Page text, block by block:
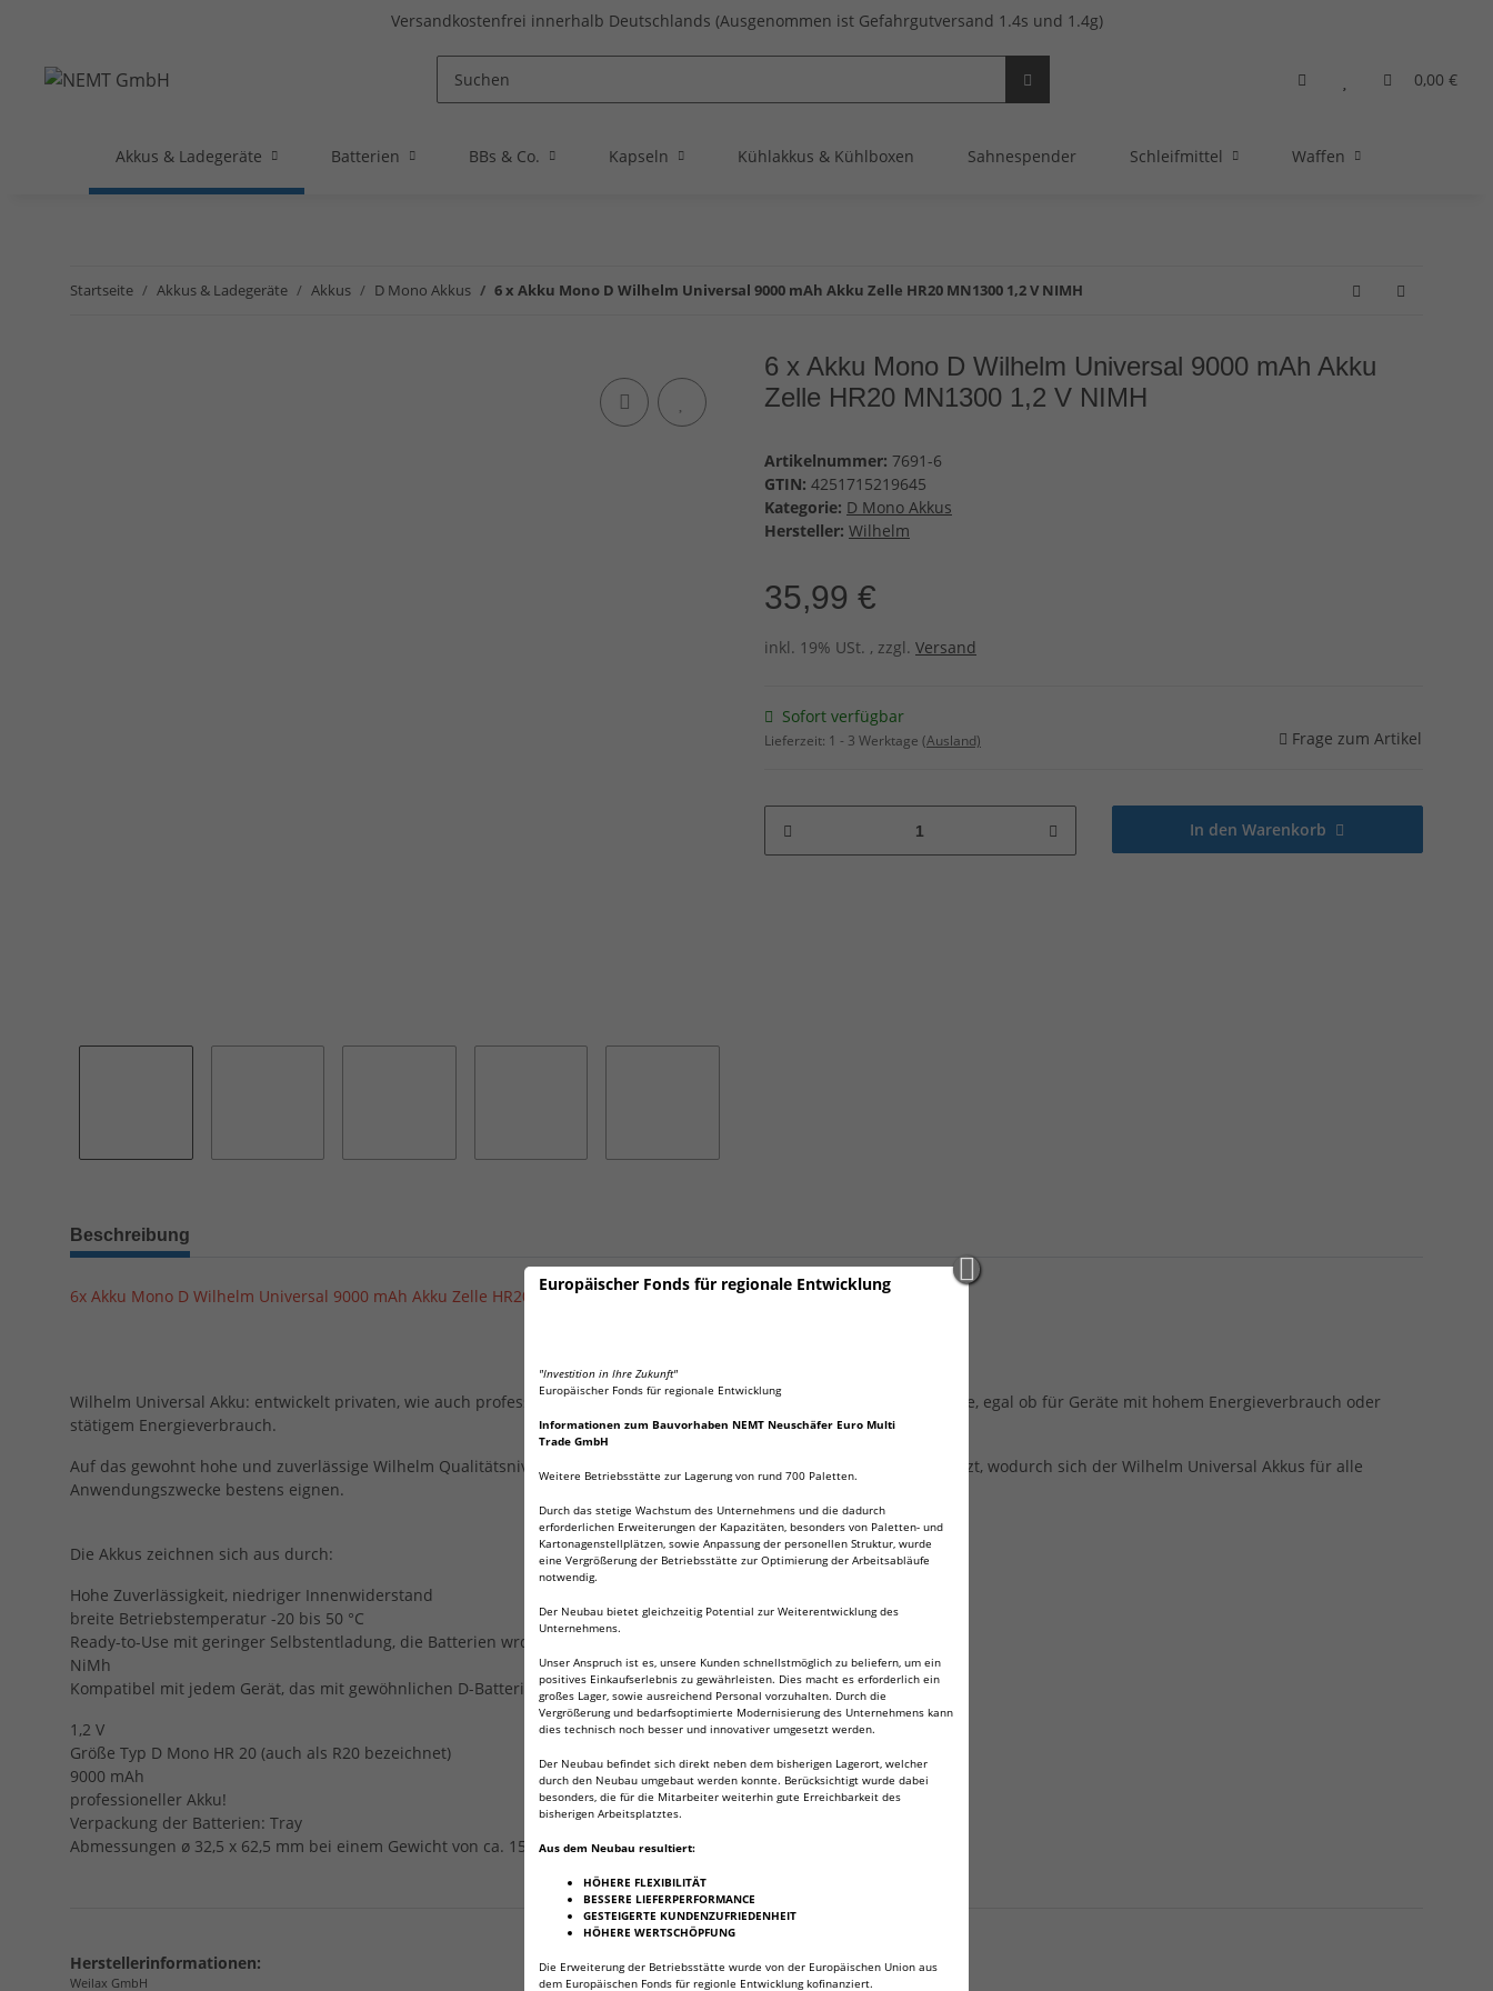
Europäischer Fonds für regionale Entwicklung
"Investition in Ihre Zukunft"
Europäischer Fonds für regionale Entwicklung
Informationen zum Bauvorhaben NEMT Neuschäfer Euro Multi
Trade GmbH
Weitere Betriebsstätte zur Lagerung von rund 700 Paletten.
Durch das stetige Wachstum des Unternehmens und die dadurch
erforderlichen Erweiterungen der Kapazitäten, besonders von Paletten- und
Kartonagenstellplätzen, sowie Anpassung der personellen Struktur, wurde
eine Vergrößerung der Betriebsstätte zur Optimierung der Arbeitsabläufe
notwendig.
Der Neubau bietet gleichzeitig Potential zur Weiterentwicklung des
Unternehmens.
Unser Anspruch ist es, unsere Kunden schnellstmöglich zu beliefern, um ein
positives Einkaufserlebnis zu gewährleisten. Dies macht es erforderlich ein
großes Lager, sowie ausreichend Personal vorzuhalten. Durch die
Vergrößerung und bedarfsoptimierte Modernisierung des Unternehmens kann
dies technisch noch besser und innovativer umgesetzt werden.
Der Neubau befindet sich direkt neben dem bisherigen Lagerort, welcher
durch den Neubau umgebaut werden konnte. Berücksichtigt wurde dabei
besonders, die für die Mitarbeiter weiterhin gute Erreichbarkeit des
bisherigen Arbeitsplatztes.
Aus dem Neubau resultiert:
HÖHERE FLEXIBILITÄT
BESSERE LIEFERPERFORMANCE
GESTEIGERTE KUNDENZUFRIEDENHEIT
HÖHERE WERTSCHÖPFUNG
Die Erweiterung der Betriebsstätte wurde von der Europäischen Union aus
dem Europäischen Fonds für regionle Entwicklung kofinanziert.
Versandkostenfrei innerhalb Deutschlands (Ausgenommen ist Gefahrgutversand 1.4s und 1.4g)
0,00 €
Akkus & Ladegeräte Batterien BBs & Co. Kapseln Kühlakkus & Kühlboxen Sahnespender Schleifmittel Waffen
Startseite Akkus & Ladegeräte Akkus D Mono Akkus 6 x Akku Mono D Wilhelm Universal 9000 mAh Akku Zelle HR20 MN1300 1,2 V NIMH
6 x Akku Mono D Wilhelm Universal 9000 mAh Akku
Zelle HR20 MN1300 1,2 V NIMH
Artikelnummer: 7691-6
GTIN: 4251715219645
Kategorie: D Mono Akkus
Hersteller: Wilhelm
35,99 €
inkl. 19% USt. , zzgl. Versand
Sofort verfügbar
Lieferzeit: 1 - 3 Werktage (Ausland) Frage zum Artikel
In den Warenkorb
Beschreibung
6x Akku Mono D Wilhelm Universal 9000 mAh Akku Zelle HR20 MN1300 1,2 V NIMH
Wilhelm Universal Akku: entwickelt privaten, wie auch professionellen Anwender. Langlebige und leistungsstarke Energie, egal ob für Geräte mit hohem Energieverbrauch oder
stätigem Energieverbrauch.
Auf das gewohnt hohe und zuverlässige Wilhelm Qualitätsniveau wurde nicht verzichtet. Auf hohe Qualität wurde gesetzt, wodurch sich der Wilhelm Universal Akkus für alle
Anwendungszwecke bestens eignen.
Die Akkus zeichnen sich aus durch:
Hohe Zuverlässigkeit, niedriger Innenwiderstand
breite Betriebstemperatur -20 bis 50 °C
Ready-to-Use mit geringer Selbstentladung, die Batterien wrden geladen geliefert und können sofort verwendet werden
NiMh
Kompatibel mit jedem Gerät, das mit gewöhnlichen D-Batterien funktioniert
1,2 V
Größe Typ D Mono HR 20 (auch als R20 bezeichnet)
9000 mAh
professioneller Akku!
Verpackung der Batterien: Tray
Abmessungen ø 32,5 x 62,5 mm bei einem Gewicht von ca. 151 Gramm!
Angaben zur Produktsicherheit
Herstellerinformationen:
Weilax GmbH